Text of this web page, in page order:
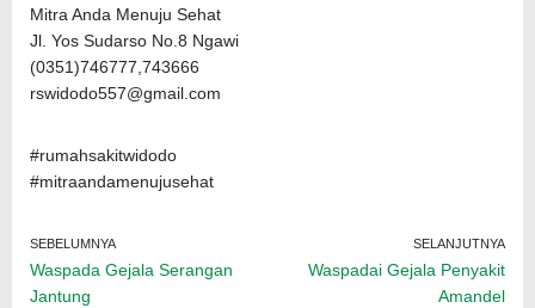
Mitra Anda Menuju Sehat
Jl. Yos Sudarso No.8 Ngawi
(0351)746777,743666
rswidodo557@gmail.com
#rumahsakitwidodo
#mitraandamenujusehat
SEBELUMNYA
Waspada Gejala Serangan
Jantung
SELANJUTNYA
Waspadai Gejala Penyakit
Amandel